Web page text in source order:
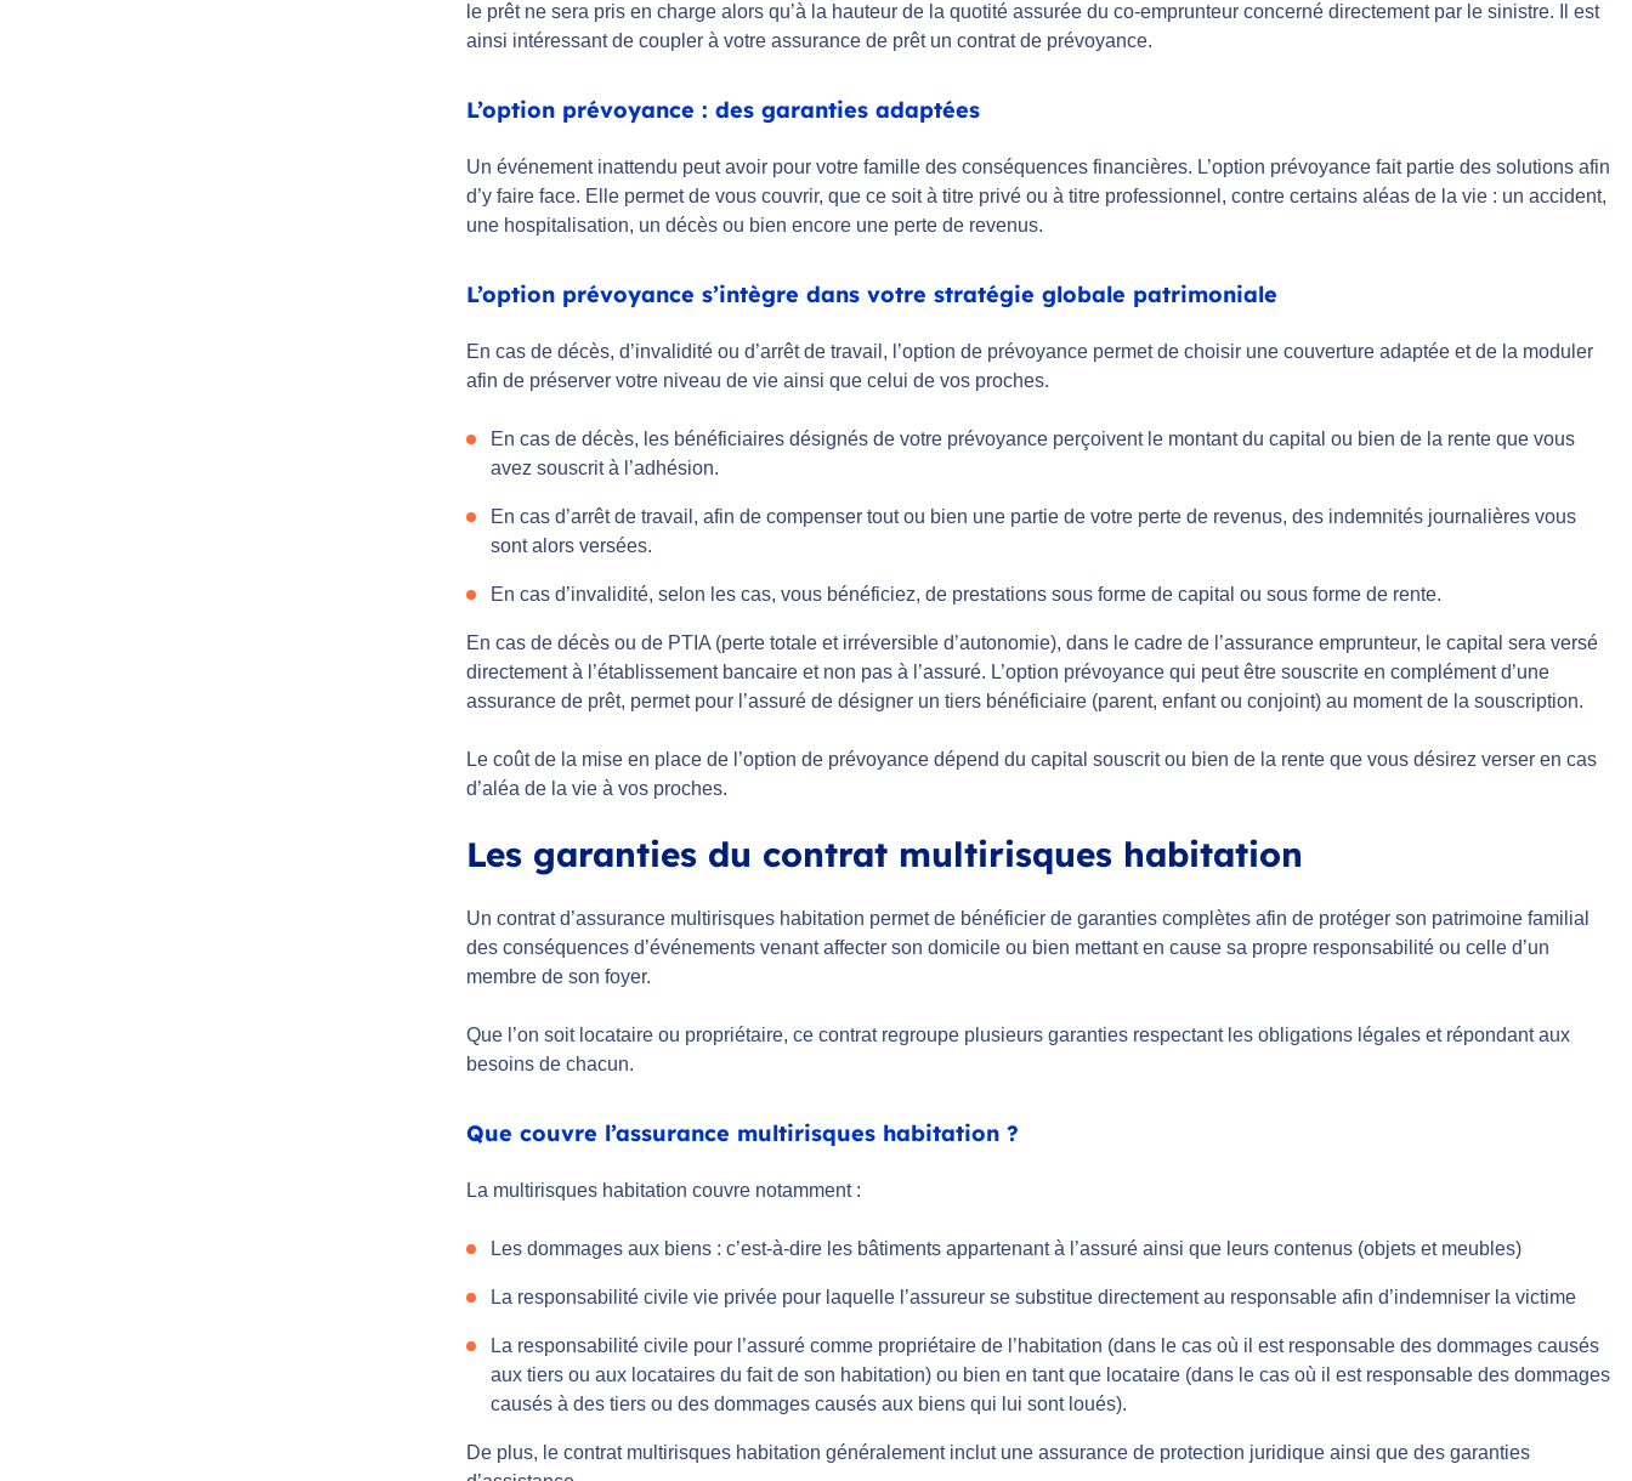
le prêt ne sera pris en charge alors qu’à la hauteur de la quotité assurée du co-emprunteur concerné directement par le sinistre. Il est
ainsi intéressant de coupler à votre assurance de prêt un contrat de prévoyance.
L’option prévoyance : des garanties adaptées
Un événement inattendu peut avoir pour votre famille des conséquences financières. L’option prévoyance fait partie des solutions afin
d’y faire face. Elle permet de vous couvrir, que ce soit à titre privé ou à titre professionnel, contre certains aléas de la vie : un accident,
une hospitalisation, un décès ou bien encore une perte de revenus.
L’option prévoyance s’intègre dans votre stratégie globale patrimoniale
En cas de décès, d’invalidité ou d’arrêt de travail, l’option de prévoyance permet de choisir une couverture adaptée et de la moduler
afin de préserver votre niveau de vie ainsi que celui de vos proches.
En cas de décès, les bénéficiaires désignés de votre prévoyance perçoivent le montant du capital ou bien de la rente que vous
avez souscrit à l’adhésion.
En cas d’arrêt de travail, afin de compenser tout ou bien une partie de votre perte de revenus, des indemnités journalières vous
sont alors versées.
En cas d’invalidité, selon les cas, vous bénéficiez, de prestations sous forme de capital ou sous forme de rente.
En cas de décès ou de PTIA (perte totale et irréversible d’autonomie), dans le cadre de l’assurance emprunteur, le capital sera versé
directement à l’établissement bancaire et non pas à l’assuré. L’option prévoyance qui peut être souscrite en complément d’une
assurance de prêt, permet pour l’assuré de désigner un tiers bénéficiaire (parent, enfant ou conjoint) au moment de la souscription.
Le coût de la mise en place de l’option de prévoyance dépend du capital souscrit ou bien de la rente que vous désirez verser en cas
d’aléa de la vie à vos proches.
Les garanties du contrat multirisques habitation
Un contrat d’assurance multirisques habitation permet de bénéficier de garanties complètes afin de protéger son patrimoine familial
des conséquences d’événements venant affecter son domicile ou bien mettant en cause sa propre responsabilité ou celle d’un
membre de son foyer.
Que l’on soit locataire ou propriétaire, ce contrat regroupe plusieurs garanties respectant les obligations légales et répondant aux
besoins de chacun.
Que couvre l’assurance multirisques habitation ?
La multirisques habitation couvre notamment :
Les dommages aux biens : c’est-à-dire les bâtiments appartenant à l’assuré ainsi que leurs contenus (objets et meubles)
La responsabilité civile vie privée pour laquelle l’assureur se substitue directement au responsable afin d’indemniser la victime
La responsabilité civile pour l’assuré comme propriétaire de l’habitation (dans le cas où il est responsable des dommages causés
aux tiers ou aux locataires du fait de son habitation) ou bien en tant que locataire (dans le cas où il est responsable des dommages
causés à des tiers ou des dommages causés aux biens qui lui sont loués).
De plus, le contrat multirisques habitation généralement inclut une assurance de protection juridique ainsi que des garanties